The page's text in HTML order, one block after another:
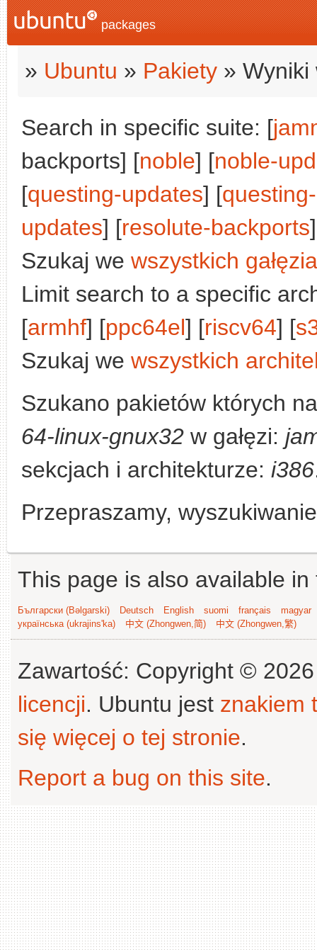
packages
» Ubuntu » Pakiety » Wyniki
Search in specific suite: [
backports] [noble] [noble-
[questing-updates] [
updates] [resolute-backports
Szukaj we wszystkich
Limit search to a specific
[armhf] [ppc64el] [riscv64] [
Szukaj we wszystkich
Szukano pakietów których
64-linux-gnux32 w gałęzi:
sekcjach i architekturze: i386
Przepraszamy,
This page is also available
Български (Bəlgarski) Deutsch English suomi français
magyar
українська (ukrajins'ka)
中文 (Zhongwen,简) 中文 (Zhongwen,繁)
Zawartość: Copyright ©
licencji. Ubuntu jest znakiem
się więcej o tej stronie.
Report a bug on this site.